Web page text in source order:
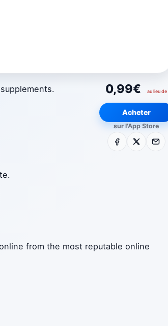
0,99€ au lieu de
Acheter
sur l'App Store
Facebook E-mail
from the most reputable online